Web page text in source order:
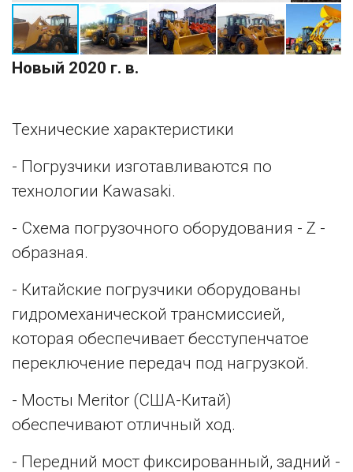
Новый 2020 г. в.
Технические характеристики
- Погрузчики изготавливаются по
технологии Kawasaki.
- Схема погрузочного оборудования - Z -
образная.
- Китайские погрузчики оборудованы
гидромеханической трансмиссией,
которая обеспечивает бесступенчатое
переключение передач под нагрузкой.
- Мосты Meritor (США-Китай)
обеспечивают отличный ход.
- Передний мост фиксированный, задний -